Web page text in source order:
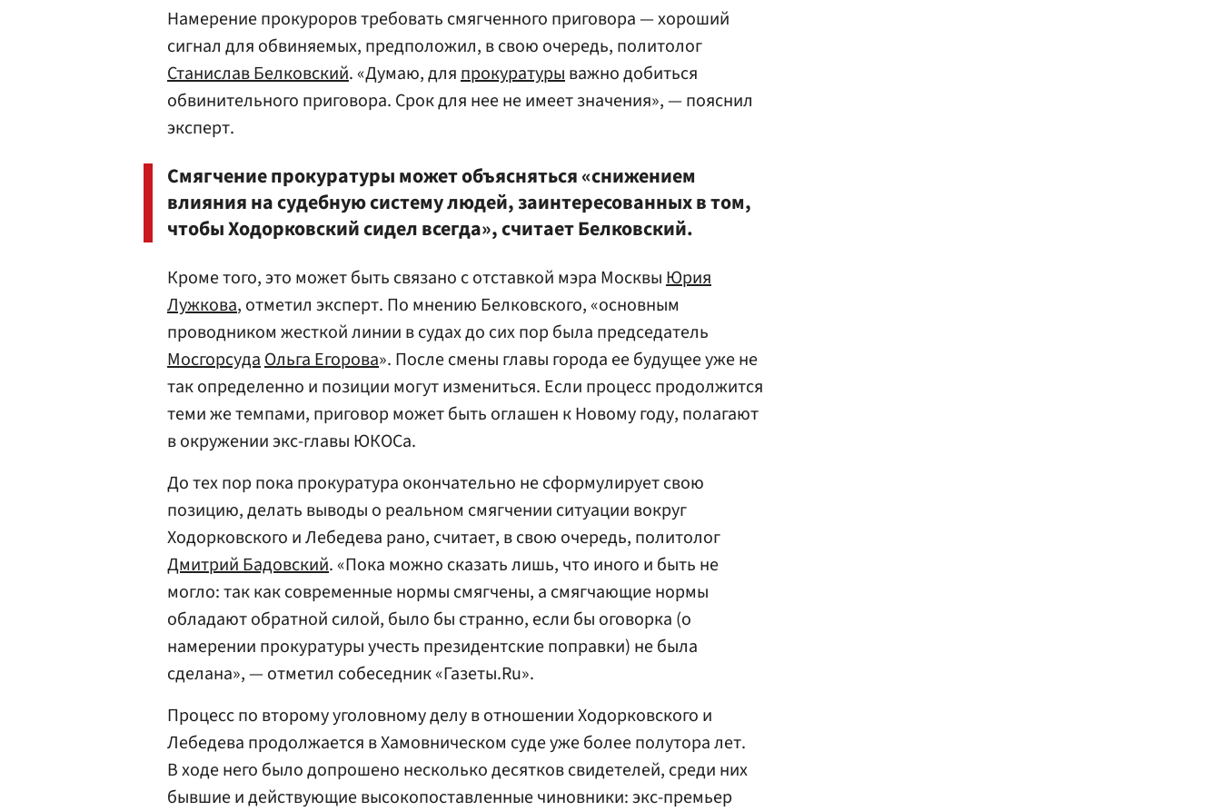
Намерение прокуроров требовать смягченного приговора — хороший
сигнал для обвиняемых, предположил, в свою очередь, политолог
Станислав Белковский. «Думаю, дляпрокуратурыважно добиться
обвинительного приговора. Срок для нее не имеет значения», — пояснил
эксперт.
Смягчение прокуратуры может объясняться «снижением
влияния на судебную систему людей, заинтересованных в том,
чтобы Ходорковский сидел всегда», считает Белковский.
Кроме того, это может быть связано с отставкой мэра МосквыЮрия
Лужкова, отметил эксперт. По мнению Белковского, «основным
проводником жесткой линии в судах до сих пор была председатель
МосгорсудаОльга Егорова». После смены главы города ее будущее уже не
так определенно и позиции могут измениться. Если процесс продолжится
теми же темпами, приговор может быть оглашен к Новому году, полагают
в окружении экс-главы ЮКОСа.
До тех пор пока прокуратура окончательно не сформулирует свою
позицию, делать выводы о реальном смягчении ситуации вокруг
Ходорковского и Лебедева рано, считает, в свою очередь, политолог
Дмитрий Бадовский. «Пока можно сказать лишь, что иного и быть не
могло: так как современные нормы смягчены, а смягчающие нормы
обладают обратной силой, было бы странно, если бы оговорка (о
намерении прокуратуры учесть президентские поправки) не была
сделана», — отметил собеседник «Газеты.Ru».
Процесс по второму уголовному делу в отношении Ходорковского и
Лебедева продолжается в Хамовническом суде уже более полутора лет.
В ходе него было допрошено несколько десятков свидетелей, среди них
бывшие и действующие высокопоставленные чиновники: экс-премьер